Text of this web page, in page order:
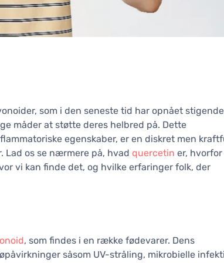
som i den seneste tid har opnået stigende
måder at støtte deres helbred på. Dette
egenskaber, er en diskret men
os se nærmere på, hvad quercetin er,
vi kan finde det, og hvilke erfaringer folk, der
, som findes i en række fødevarer. Dens
såsom UV-stråling, mikrobielle